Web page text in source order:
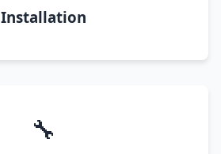
Installation
🔧